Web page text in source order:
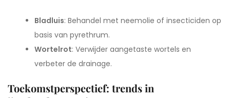
Bladluis: Behandel met neemolie of insecticiden op
basis van pyrethrum.
Wortelrot: Verwijder aangetaste wortels en
verbeter de drainage.
Toekomstperspectief: trends in